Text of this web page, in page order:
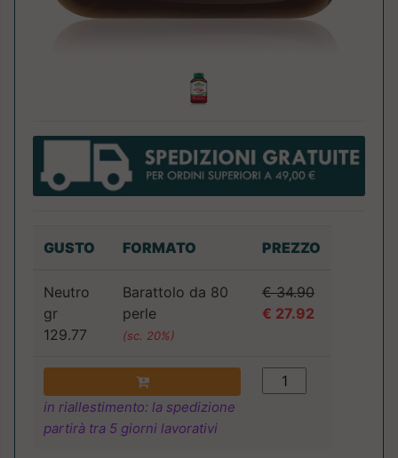
GUSTO FORMATO PREZZO
Neutro
gr
129.77
Barattolo da 80
perle
(sc. 20%)
€ 34.90
€ 27.92
in riallestimento: la spedizione
partirà tra 5 giorni lavorativi